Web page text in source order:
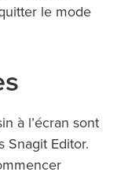
le mode
à l’écran sont
Snagit Editor.